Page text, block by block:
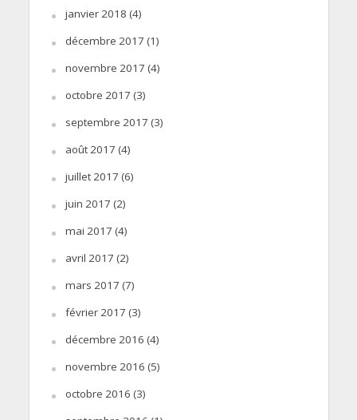
janvier 2018 (4)
décembre 2017 (1)
novembre 2017 (4)
octobre 2017 (3)
septembre 2017 (3)
août 2017 (4)
juillet 2017 (6)
juin 2017 (2)
mai 2017 (4)
avril 2017 (2)
mars 2017 (7)
février 2017 (3)
décembre 2016 (4)
novembre 2016 (5)
octobre 2016 (3)